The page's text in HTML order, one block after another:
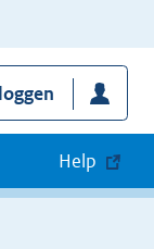
Help